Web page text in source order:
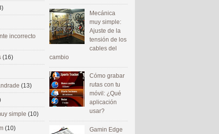
Mecánica
muy simple:
Ajuste de la
tensión de los
cables del
cambio
Cómo grabar
rutas con tu
móvil: ¿Qué
aplicación
usar?
Gamin Edge
incorrecto
(16)
(13)
simple (10)
(10)